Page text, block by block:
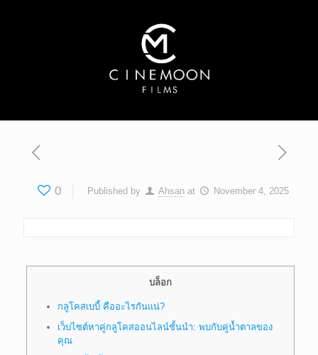
0 Published by Ahsan at November 4, 2025
บล็อก
กลูโคสเบบี้ คืออะไรกันแน่?
เว็บไซต์หาคู่กลูโคสออนไลน์ชั้นนำ: พบกับคู่น้ำตาลของ
คุณ